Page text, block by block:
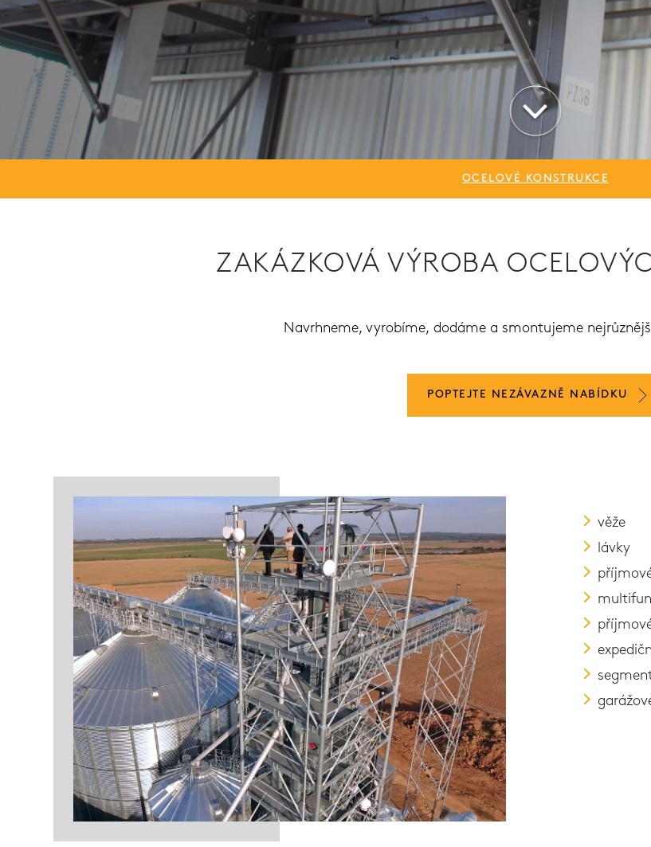
OCELOVÉ KONSTRUKCE
ZAKÁZKOVÁ VÝROBA
Navrhneme, vyrobíme, dodáme a smontujeme
POPTEJTE NEZÁVAZNĚ NABÍDKU
věže
lávky